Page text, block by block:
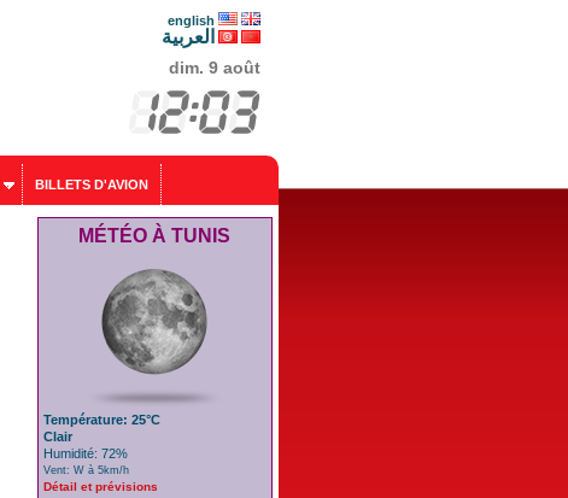
english
العربية
dim. 9 août
BILLETS D'AVION
MÉTÉO À TUNIS
Température: 25°C
Clair
Humidité: 72%
Vent: W à 5km/h
Détail et prévisions